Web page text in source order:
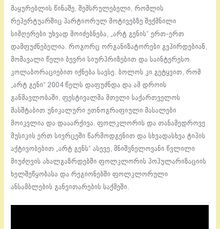
მაყურებლის წინაშე, შემსრულებელი, რომლის
რეპერტუარშიც პარტიორულ მოტივებზე შექმნილი
სიმღერები უხვად მოიძებნება, „არტ გენის“ ერთ-ერთ
დამფუძნებელია. როგორც ორგანიზატორები გვპირდებიან,
მომავალი წელი ბევრი სიურპრიზებით და საინტერესო
კოლაბორაციებით იქნება სავსე. ბოლოს კი გეტყვით, რომ
„არტ გენი“ 2004 წელს დაფუძნდა და ამ დროის
განმავლობაში, ფესტივალმა მთელი საქართველოს
მასშტაბით უნიკალური ეთნოგრაფიული მასალები
მოიკვლია და დააარქივა. ფოლკლორის და თანამედროვე
მუსიკის ერთ სივრცეში წარმოდგენით და სხვადასხვა ტიპის
აქტივობებით „არტ გენს“ ასევე, მნიშვნელოვანი წვლილი
მიუძღვის ახალგაზრდებში ფოლკლორის პოპულარიზაციის
ხელშეწყობასა და რეგიონებში ფოლკლორული
ანსამბლების განვითარების საქმეში.